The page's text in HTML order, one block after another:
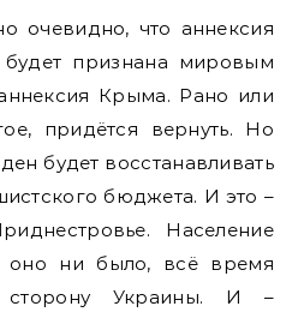
очевидно, что аннексия
признана мировым
Крыма. Рано или
придётся вернуть. Но
будет восстанавливать
бюджета. И это –
Население
оно ни было, всё время
сторону Украины. И –